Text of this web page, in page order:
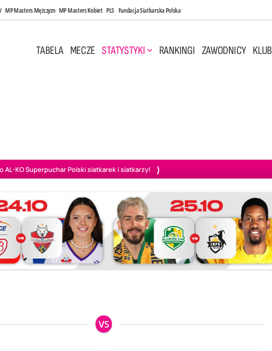
MP Masters Mężczyzn MP Masters Kobiet PLS Fundacja Siatkarska Polska
TABELA MECZE STATYSTYKI RANKINGI ZAWODNICY
KO Superpuchar Polski siatkarek i siatkarzy!
VS